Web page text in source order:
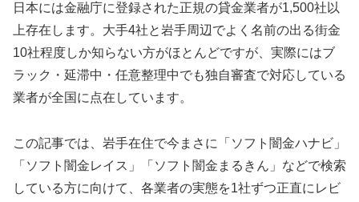
日本には金融庁に登録された正規の貸金業者が1,500社以
上存在します。大手4社と岩手周辺でよく名前の出る街金
10社程度しか知らない方がほとんどですが、実際にはブ
ラック・延滞中・任意整理中でも独自審査で対応している
業者が全国に点在しています。
この記事では、岩手在住で今まさに「ソフト闇金ハナビ」
「ソフト闇金レイス」「ソフト闇金まるきん」などで検索
している方に向けて、各業者の実態を1社ずつ正直にレビ